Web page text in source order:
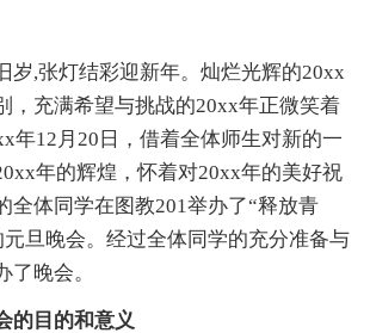
,张灯结彩迎新年。灿烂光辉的20xx
，充满希望与挑战的20xx年正微笑着
年12月20日，借着全体师生对新的一
年的辉煌，怀着对20xx年的美好祝
全体同学在图教201举办了“释放青
旦晚会。经过全体同学的充分准备与
了晚会。
的目的和意义